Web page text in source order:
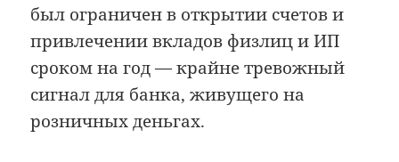
был ограничен в открытии счетов и
привлечении вкладов физлиц и ИП
сроком на год — крайне тревожный
сигнал для банка, живущего на
розничных деньгах.